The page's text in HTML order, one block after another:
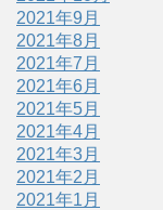
2021年9月
2021年8月
2021年7月
2021年6月
2021年5月
2021年4月
2021年3月
2021年2月
2021年1月